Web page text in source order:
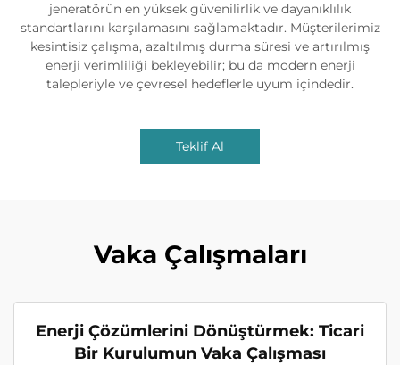
jeneratörün en yüksek güvenilirlik ve dayanıklılık
standartlarını karşılamasını sağlamaktadır. Müşterilerimiz
kesintisiz çalışma, azaltılmış durma süresi ve artırılmış
enerji verimliliği bekleyebilir; bu da modern enerji
talepleriyle ve çevresel hedeflerle uyum içindedir.
Teklif Al
Vaka Çalışmaları
Enerji Çözümlerini Dönüştürmek: Ticari
Bir Kurulumun Vaka Çalışması